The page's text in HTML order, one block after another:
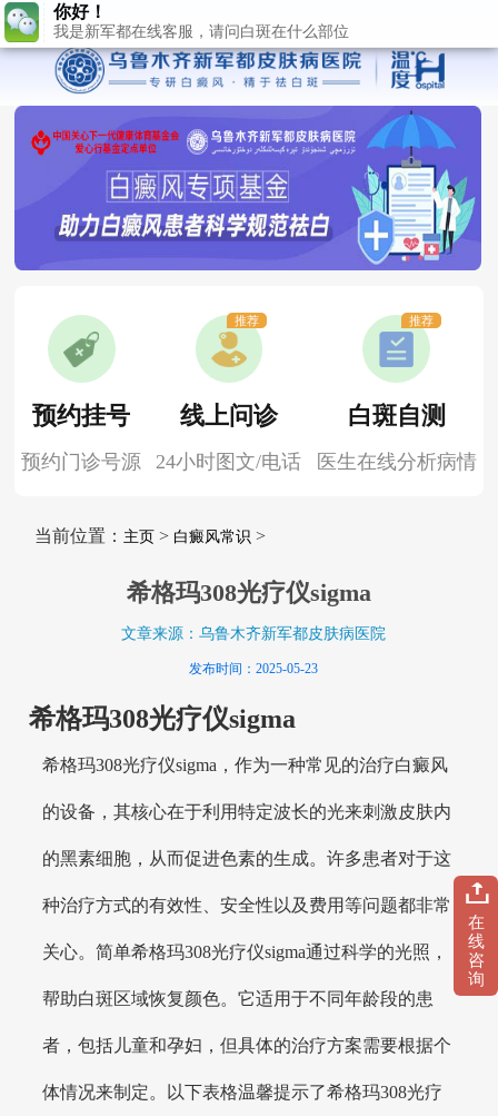
预约挂号
预约门诊号源
线上问诊
24小时图文/电话
推荐
白斑自测
医生在线分析病情
推荐
当前位置： 主页> 白癜风常识 >
希格玛308光疗仪sigma
文章来源：乌鲁木齐新军都皮肤病医院
发布时间：2025-05-23
希格玛308光疗仪sigma
希格玛308光疗仪sigma，作为一种常见的治疗白癜风
的设备，其核心在于利用特定波长的光来刺激皮肤内
的黑素细胞，从而促进色素的生成。许多患者对于这
种治疗方式的有效性、安全性以及费用等问题都非常
关心。简单希格玛308光疗仪sigma通过科学的光照，
帮助白斑区域恢复颜色。它适用于不同年龄段的患
者，包括儿童和孕妇，但具体的治疗方案需要根据个
体情况来制定。以下表格温馨提示了希格玛308光疗
在
线
咨
询